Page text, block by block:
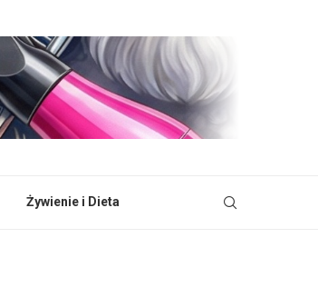
Żywienie i Dieta